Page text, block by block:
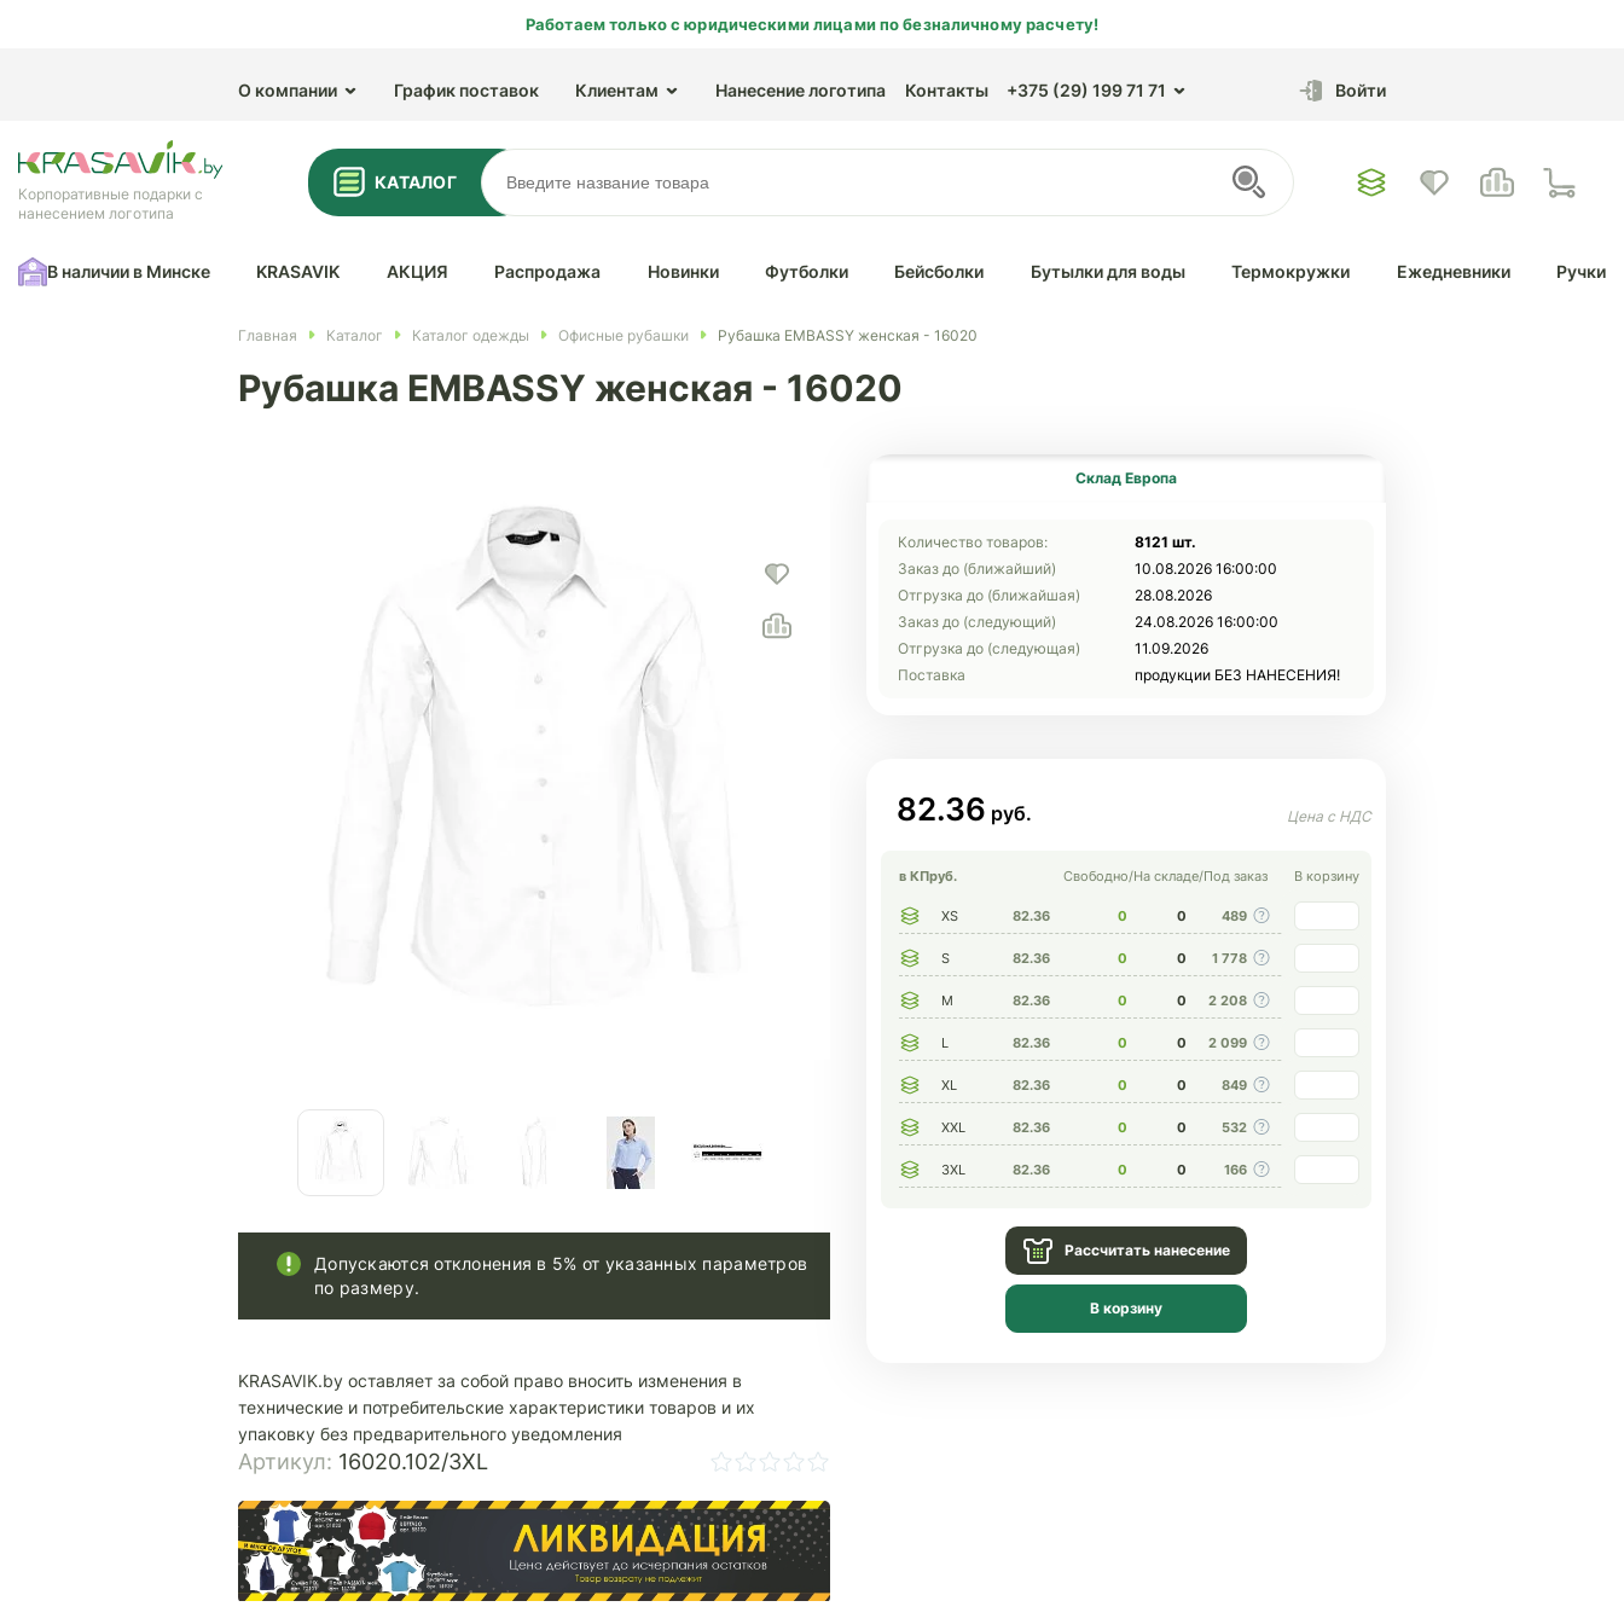
Работаем только с юридическими лицами по безналичному расчету!
О компании График поставок Клиентам Нанесение логотипа Контакты +375 (29) 199 71 71 Войти
Корпоративные подарки с
нанесением логотипа
КАТАЛОГ
В наличии в Минске KRASAVIK АКЦИЯ Распродажа Новинки Футболки Бейсболки Бутылки для воды Термокружки Ежедневники Ручки
Главная Каталог Каталог одежды Офисные рубашки Рубашка EMBASSY женская - 16020
Рубашка EMBASSY женская - 16020
Допускаются отклонения в 5% от указанных параметров
по размеру.
KRASAVIK.by оставляет за собой право вносить изменения в
технические и потребительские характеристики товаров и их
упаковку без предварительного уведомления
Артикул: 16020.102/3XL
Склад Европа
Количество товаров:
8121 шт.
Заказ до (ближайший)
10.08.2026 16:00:00
Отгрузка до (ближайшая)
28.08.2026
Заказ до (следующий)
24.08.2026 16:00:00
Отгрузка до (следующая)
11.09.2026
Поставка
продукции БЕЗ НАНЕСЕНИЯ!
82.36
в КПруб. Свободно/На складе/Под заказ В корзину
XS 82.36 0 0 489
S 82.36 0 0 1 778
M 82.36 0 0 2 208
L 82.36 0 0 2 099
XL 82.36 0 0 849
XXL 82.36 0 0 532
3XL 82.36 0 0 166
Рассчитать нанесение
В корзину